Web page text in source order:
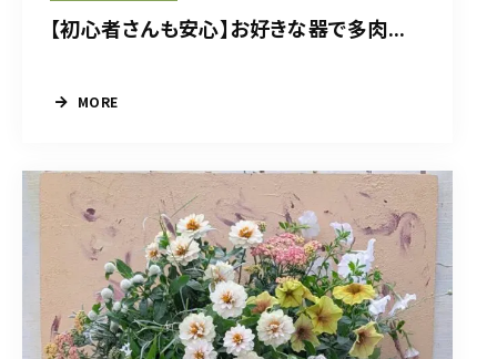
【初心者さんも安心】お好きな器で多肉...
MORE